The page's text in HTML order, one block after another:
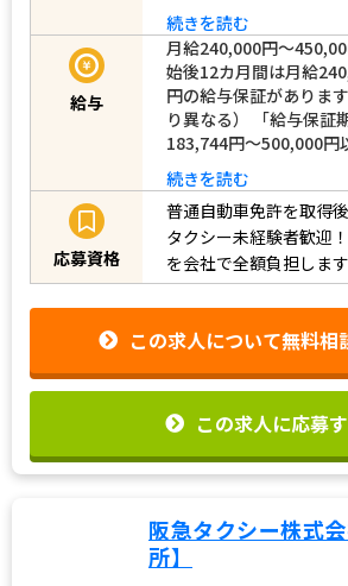
続きを読む
給与
月給240,000円～
始後12カ月間は月給
円の給与保証がありま
り異なる） 「給与保証
183,744円～500,000
続きを読む
応募資格
普通自動車免許を取得
タクシー未経験者歓迎
を会社で全額負担します
この求人について無料相
この求人に応募
阪急タクシー株式
所】